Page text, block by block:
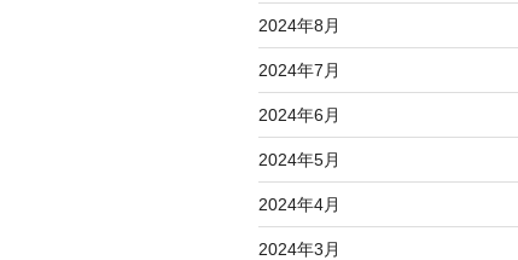
2024年8月
2024年7月
2024年6月
2024年5月
2024年4月
2024年3月